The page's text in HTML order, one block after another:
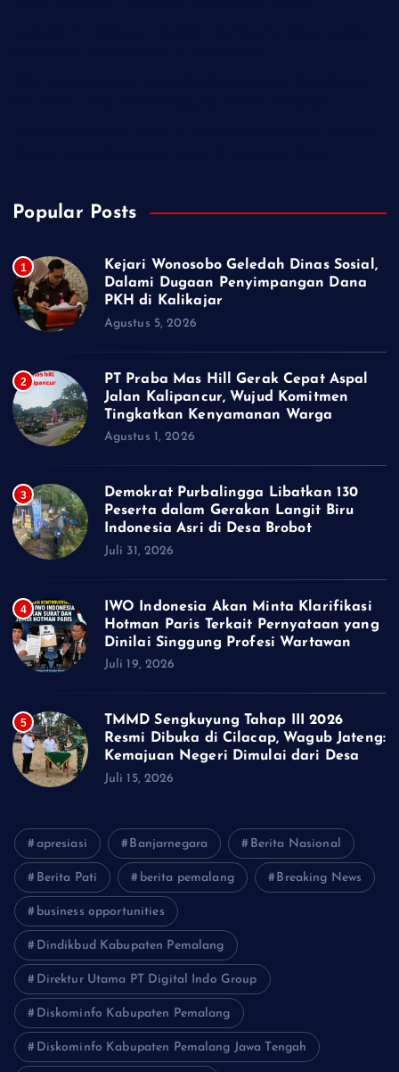
Popular Posts
1
Kejari Wonosobo Geledah Dinas Sosial,
Dalami Dugaan Penyimpangan Dana
PKH di Kalikajar
Agustus 5, 2026
2
PT Praba Mas Hill Gerak Cepat Aspal
Jalan Kalipancur, Wujud Komitmen
Tingkatkan Kenyamanan Warga
Agustus 1, 2026
3
Demokrat Purbalingga Libatkan 130
Peserta dalam Gerakan Langit Biru
Indonesia Asri di Desa Brobot
Juli 31, 2026
4
IWO Indonesia Akan Minta Klarifikasi
Hotman Paris Terkait Pernyataan yang
Dinilai Singgung Profesi Wartawan
Juli 19, 2026
5
TMMD Sengkuyung Tahap III 2026
Resmi Dibuka di Cilacap, Wagub Jateng:
Kemajuan Negeri Dimulai dari Desa
Juli 15, 2026
apresiasi Banjarnegara Berita Nasional
Berita Pati berita pemalang Breaking News
business opportunities
Dindikbud Kabupaten Pemalang
Direktur Utama PT Digital Indo Group
Diskominfo Kabupaten Pemalang
Diskominfo Kabupaten Pemalang Jawa Tengah